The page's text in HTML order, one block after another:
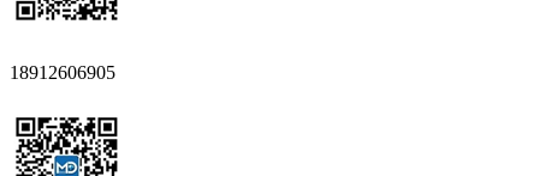
18912606905